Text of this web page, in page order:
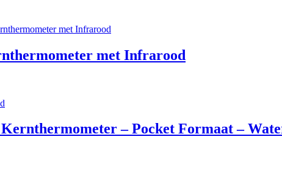
met Infrarood
– Pocket Formaat –